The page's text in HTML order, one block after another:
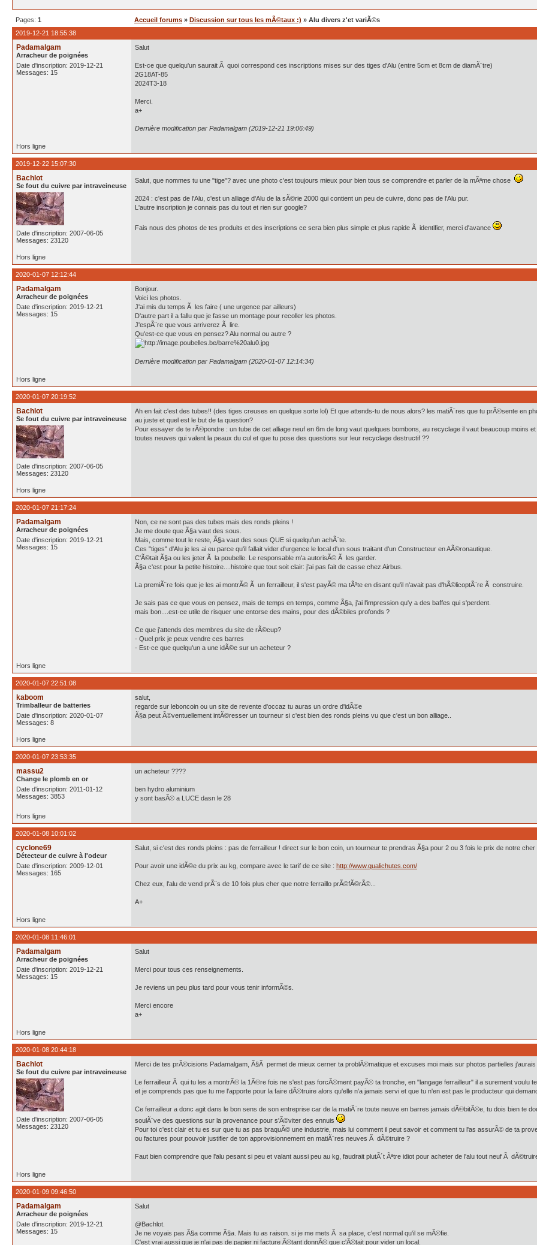
Pages: 1 Accueil forums » Discussion sur tous les mÃ©taux :) » Alu divers z'et variÃ©s
2019-12-21 18:55:38
Padamalgam
Arracheur de poignées
Date d'inscription: 2019-12-21
Messages: 15
Salut
Est-ce que quelqu'un saurait Ã quoi correspond ces inscriptions mises sur des tiges d'Alu (entre 5cm et 8cm de diamÃ¨tre)
2G18AT-85
2024T3-18
Merci.
a+
Dernière modification par Padamalgam (2019-12-21 19:06:49)
Hors ligne
2019-12-22 15:07:30
Bachlot
Se fout du cuivre par intraveineuse
Date d'inscription: 2007-06-05
Messages: 23120
Salut, que nommes tu une "tige"? avec une photo c'est toujours mieux pour bien tous se comprendre et parler de la mÃªme chose
2024 : c'est pas de l'Alu, c'est un alliage d'Alu de la sÃ©rie 2000 qui contient un peu de cuivre, donc pas de l'Alu pur.
L'autre inscription je connais pas du tout et rien sur google?
Fais nous des photos de tes produits et des inscriptions ce sera bien plus simple et plus rapide Ã identifier, merci d'avance
Hors ligne
2020-01-07 12:12:44
Padamalgam
Arracheur de poignées
Date d'inscription: 2019-12-21
Messages: 15
Bonjour.
Voici les photos.
J'ai mis du temps Ã les faire ( une urgence par ailleurs)
D'autre part il a fallu que je fasse un montage pour recoller les photos.
J'espÃ¨re que vous arriverez Ã lire.
Qu'est-ce que vous en pensez? Alu normal ou autre ?
Dernière modification par Padamalgam (2020-01-07 12:14:34)
Hors ligne
2020-01-07 20:19:52
Bachlot
Se fout du cuivre par intraveineuse
Date d'inscription: 2007-06-05
Messages: 23120
Ah en fait c'est des tubes!! (des tiges creuses en quelque sorte lol) Et que attends-tu de nous alors? les matiÃ¨res que tu prÃ©sente en
au juste et quel est le but de ta question?
Pour essayer de te rÃ©pondre : un tube de cet alliage neuf en 6m de long vaut quelques bombons, au recyclage il vaut beaucoup moins
toutes neuves qui valent la peaux du cul et que tu pose des questions sur leur recyclage destructif ??
Hors ligne
2020-01-07 21:17:24
Padamalgam
Arracheur de poignées
Date d'inscription: 2019-12-21
Messages: 15
Non, ce ne sont pas des tubes mais des ronds pleins !
Je me doute que Ã§a vaut des sous.
Mais, comme tout le reste, Ã§a vaut des sous QUE si quelqu'un achÃ¨te.
Ces "tiges" d'Alu je les ai eu parce qu'il fallait vider d'urgence le local d'un sous traitant d'un Constructeur en AÃ©ronautique.
C'Ã©tait Ã§a ou les jeter Ã la poubelle. Le responsable m'a autorisÃ© Ã les garder.
Ã§a c'est pour la petite histoire....histoire que tout soit clair: j'ai pas fait de casse chez Airbus.
La premiÃ¨re fois que je les ai montrÃ© Ã un ferrailleur, il s'est payÃ© ma tÃªte en disant qu'il n'avait pas d'hÃ©licoptÃ¨re Ã construire.
Je sais pas ce que vous en pensez, mais de temps en temps, comme Ã§a, j'ai l'impression qu'y a des baffes qui s'perdent.
mais bon....est-ce utile de risquer une entorse des mains, pour des dÃ©biles profonds ?
Ce que j'attends des membres du site de rÃ©cup?
- Quel prix je peux vendre ces barres
- Est-ce que quelqu'un a une idÃ©e sur un acheteur ?
Hors ligne
2020-01-07 22:51:08
kaboom
Trimballeur de batteries
Date d'inscription: 2020-01-07
Messages: 8
salut,
regarde sur leboncoin ou un site de revente d'occaz tu auras un ordre d'idÃ©e
Ã§a peut Ã©ventuellement intÃ©resser un tourneur si c'est bien des ronds pleins vu que c'est un bon alliage..
Hors ligne
2020-01-07 23:53:35
massu2
Change le plomb en or
Date d'inscription: 2011-01-12
Messages: 3853
un acheteur ????
ben hydro aluminium
y sont basÃ© a LUCE dasn le 28
Hors ligne
2020-01-08 10:01:02
cyclone69
Détecteur de cuivre à l'odeur
Date d'inscription: 2009-12-01
Messages: 165
Salut, si c'est des ronds pleins : pas de ferrailleur ! direct sur le bon coin, un tourneur te prendras Ã§a pour 2 ou 3 fois le prix de notre cher
Pour avoir une idÃ©e du prix au kg, compare avec le tarif de ce site : http://www.qualichutes.com/
Chez eux, l'alu de vend prÃ¨s de 10 fois plus cher que notre ferraillo prÃ©fÃ©rÃ©...
A+
Hors ligne
2020-01-08 11:46:01
Padamalgam
Arracheur de poignées
Date d'inscription: 2019-12-21
Messages: 15
Salut
Merci pour tous ces renseignements.
Je reviens un peu plus tard pour vous tenir informÃ©s.
Merci encore
a+
Hors ligne
2020-01-08 20:44:18
Bachlot
Se fout du cuivre par intraveineuse
Date d'inscription: 2007-06-05
Messages: 23120
Merci de tes prÃ©cisions Padamalgam, Ã§Ã permet de mieux cerner ta problÃ©matique et excuses moi mais sur photos partielles
Le ferrailleur Ã qui tu les a montrÃ© la 1Ã©re fois ne s'est pas forcÃ©ment payÃ© ta tronche, en "langage ferrailleur" il a surement voulu
et je comprends pas que tu me l'apporte pour la faire dÃ©truire alors qu'elle n'a jamais servi et que tu n'en est pas le producteur qui
Ce ferrailleur a donc agit dans le bon sens de son entreprise car de la matiÃ¨re toute neuve en barres jamais dÃ©bitÃ©e, tu dois bien te
soulÃ¨ve des questions sur la provenance pour s'Ã©viter des ennuis
Pour toi c'est clair et tu es sur que tu as pas braquÃ© une industrie, mais lui comment il peut savoir et comment tu l'as assurÃ© de ta
ou factures pour pouvoir justifier de ton approvisionnement en matiÃ¨res neuves Ã dÃ©truire ?
Faut bien comprendre que l'alu pesant si peu et valant aussi peu au kg, faudrait plutÃ´t Ãªtre idiot pour acheter de l'alu tout neuf Ã
Hors ligne
2020-01-09 09:46:50
Padamalgam
Arracheur de poignées
Date d'inscription: 2019-12-21
Messages: 15
Salut
@Bachlot.
Je ne voyais pas Ã§a comme Ã§a. Mais tu as raison. si je me mets Ã sa place, c'est normal qu'il se mÃ©fie.
C'est vrai aussi que je n'ai pas de papier ni facture Ã©tant donnÃ© que c'Ã©tait pour vider un local.